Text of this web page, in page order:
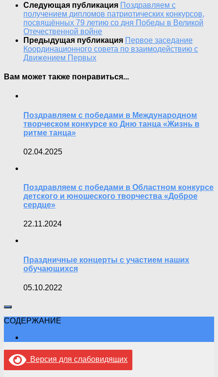
Следующая публикация Поздравляем с
получением дипломов патриотических конкурсов,
посвящённых 79 летию со дня Победы в Великой
Отечественной войне
Предыдущая публикация Первое заседание
Координационного совета по взаимодействию с
Движением Первых
Вам может также понравиться...
Поздравляем с победами в Международном
творческом конкурсе ко Дню танца «Жизнь в
ритме танца»
02.04.2025
Поздравляем с победами в Областном конкурсе
детского и юношеского творчества «Доброе
сердце»
22.11.2024
Праздничные концерты с участием наших
обучающихся
05.10.2022
СОДЕРЖАНИЕ
Версия для слабовидящих